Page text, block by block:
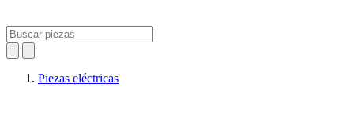
Piezas eléctricas